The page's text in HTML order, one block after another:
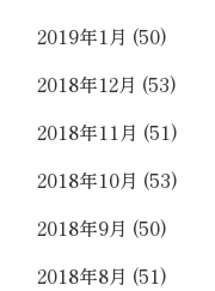
2019年1月 (50)
2018年12月 (53)
2018年11月 (51)
2018年10月 (53)
2018年9月 (50)
2018年8月 (51)